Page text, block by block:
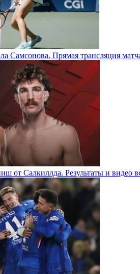
Самсонова. Прямая трансляция
от Салкиллда. Результаты и видео